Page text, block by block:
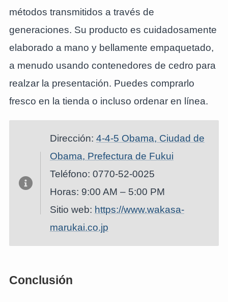
métodos transmitidos a través de
generaciones. Su producto es cuidadosamente
elaborado a mano y bellamente empaquetado,
a menudo usando contenedores de cedro para
realzar la presentación. Puedes comprarlo
fresco en la tienda o incluso ordenar en línea.
Dirección: 4-4-5 Obama, Ciudad de
Obama, Prefectura de Fukui
Teléfono: 0770-52-0025
Horas: 9:00 AM – 5:00 PM
Sitio web: https://www.wakasa-
marukai.co.jp
Conclusión